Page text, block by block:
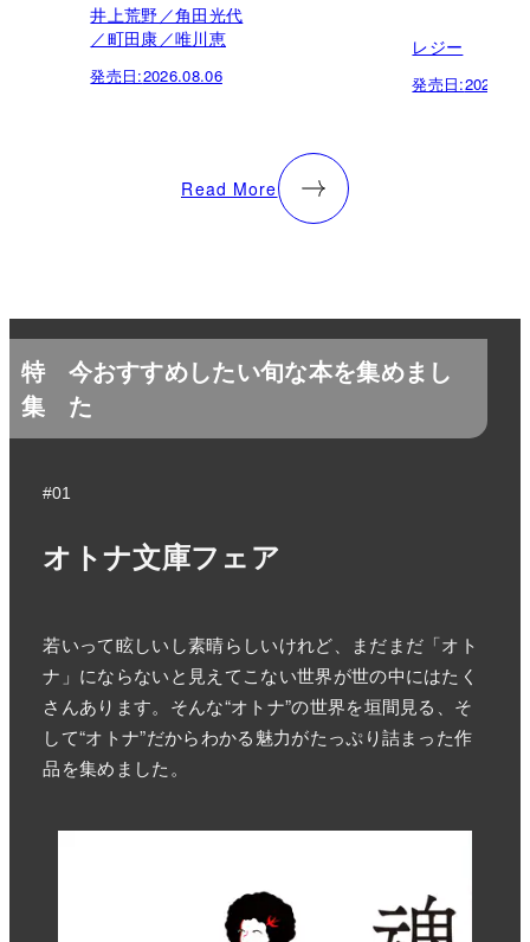
井上荒野／角田光代
／町田康／唯川恵
発売日:2026.08.06
レジー
発売日:
Read More
特
集
今おすすめしたい旬な本を集めまし
た
#01
オトナ文庫フェア
若いって眩しいし素晴らしいけれど、まだまだ「オト
ナ」にならないと見えてこない世界が世の中にはたく
さんあります。そんな“オトナ”の世界を垣間見る、そ
して“オトナ”だからわかる魅力がたっぷり詰まった作
品を集めました。